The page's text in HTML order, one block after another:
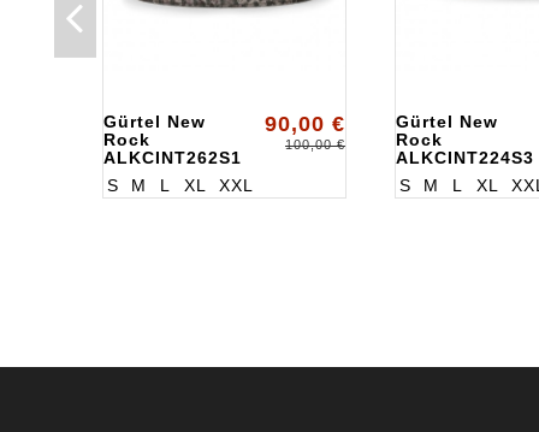
Gürtel New
Rock
ALKCINT262S1
90,00 €
100,00 €
S M L XL XXL
Gürtel New
Rock
ALKCINT224S3
S
M L XL